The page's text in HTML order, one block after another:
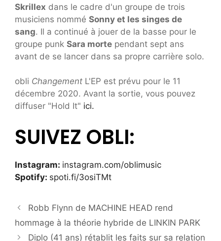
Skrillex dans le cadre d'un groupe de trois
musiciens nommé Sonny et les singes de
sang. Il a continué à jouer de la basse pour le
groupe punk Sara morte pendant sept ans
avant de se lancer dans sa propre carrière solo.
obli Changement L'EP est prévu pour le 11
décembre 2020. Avant la sortie, vous pouvez
diffuser "Hold It" ici.
SUIVEZ OBLI:
Instagram: instagram.com/oblimusic
Spotify: spoti.fi/3osiTMt
Robb Flynn de MACHINE HEAD rend
hommage à la théorie hybride de LINKIN PARK
Diplo (41 ans) rétablit les faits sur sa relation